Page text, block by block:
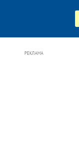
РЕКЛАМА